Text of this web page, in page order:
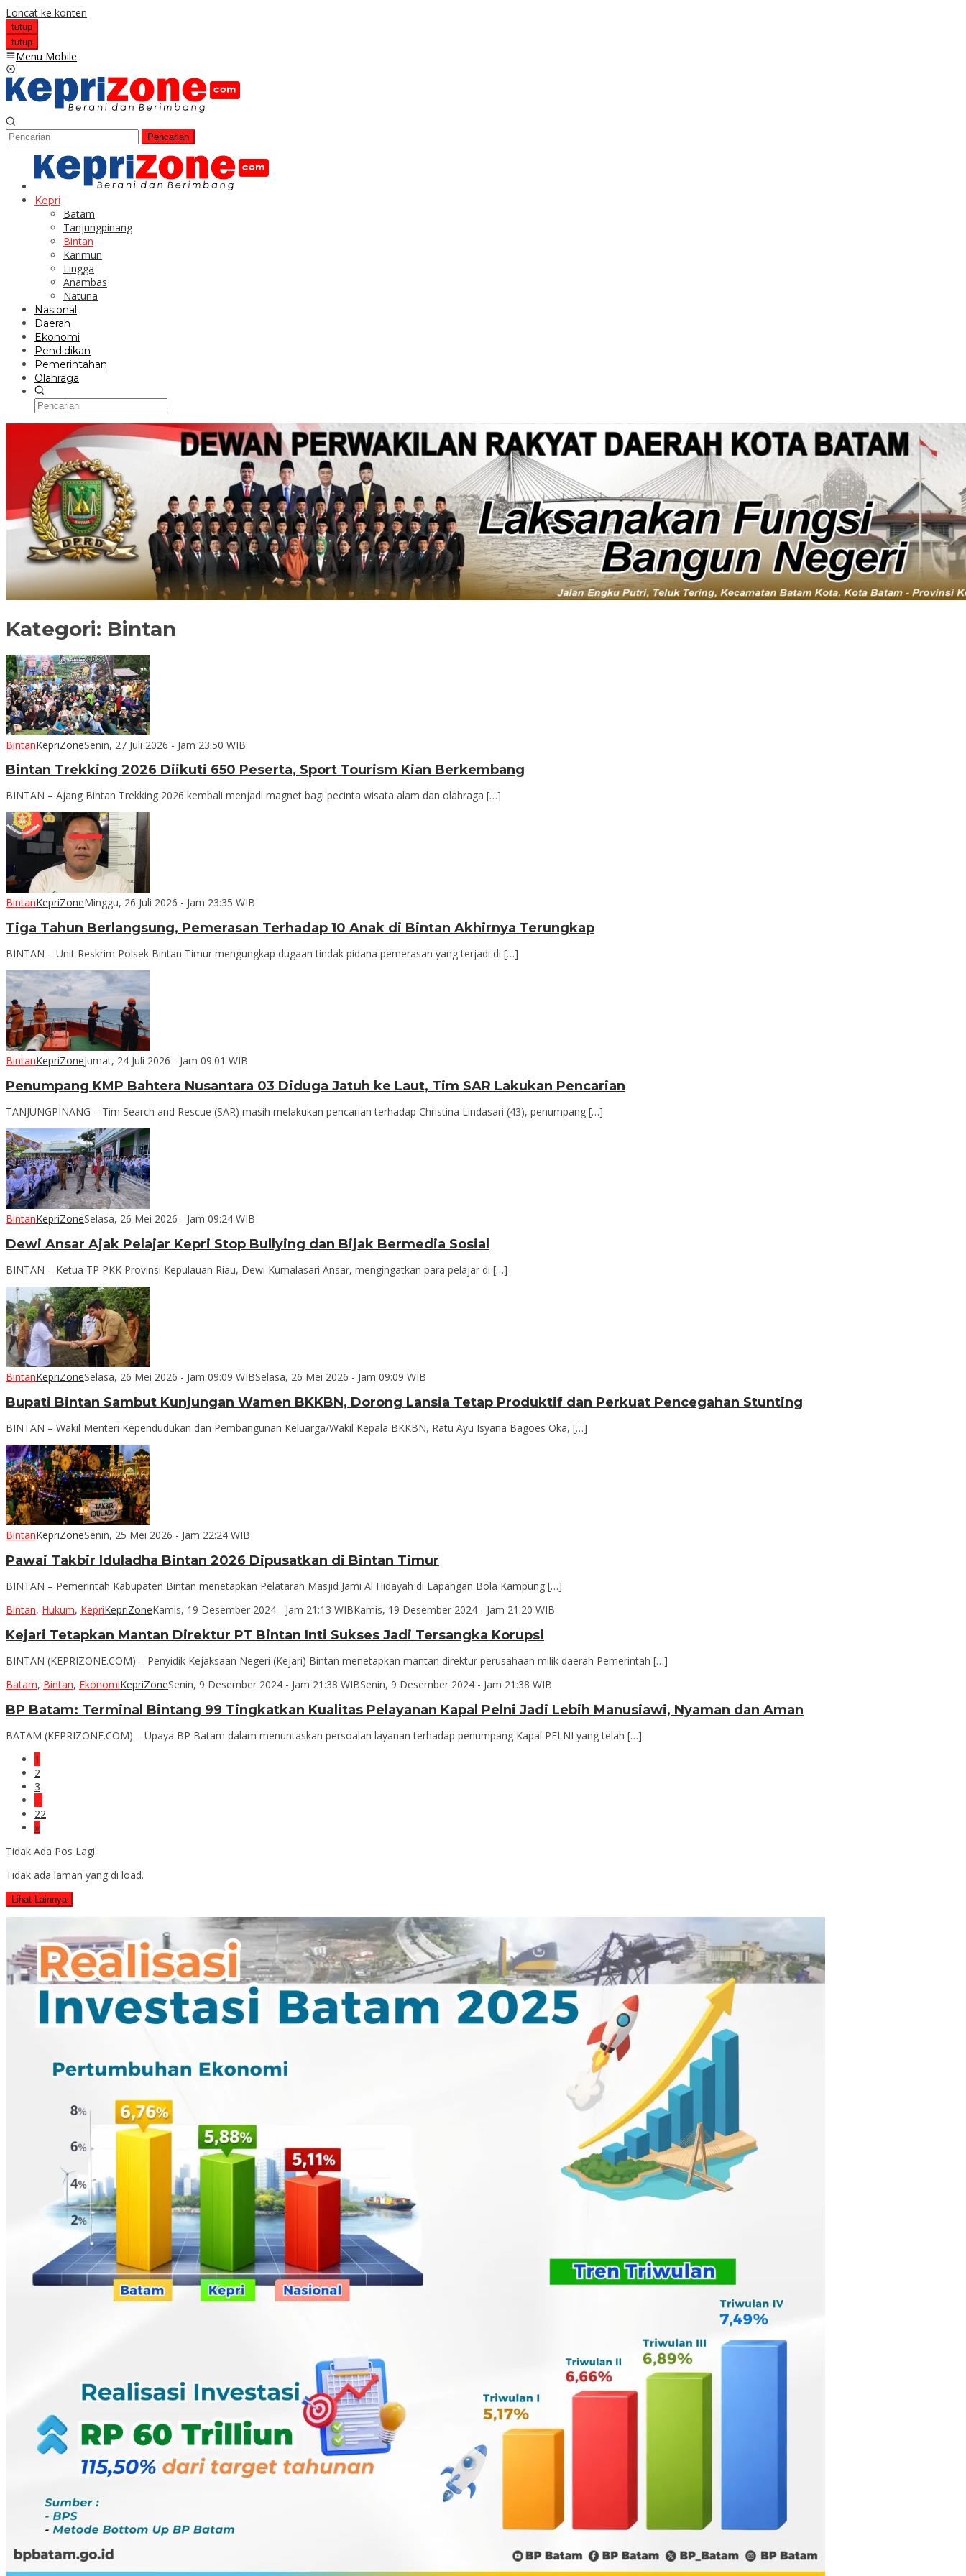
Loncat ke konten
tutup
tutup
Menu Mobile
Pencarian
Kepri
Batam
Tanjungpinang
Bintan
Karimun
Lingga
Anambas
Natuna
Nasional
Daerah
Ekonomi
Pendidikan
Pemerintahan
Olahraga
Kategori: Bintan
BintanKepriZoneSenin, 27 Juli 2026 - Jam 23:50 WIB
Bintan Trekking 2026 Diikuti 650 Peserta, Sport Tourism Kian Berkembang
BINTAN – Ajang Bintan Trekking 2026 kembali menjadi magnet bagi pecinta wisata alam dan olahraga […]
BintanKepriZoneMinggu, 26 Juli 2026 - Jam 23:35 WIB
Tiga Tahun Berlangsung, Pemerasan Terhadap 10 Anak di Bintan Akhirnya Terungkap
BINTAN – Unit Reskrim Polsek Bintan Timur mengungkap dugaan tindak pidana pemerasan yang terjadi di […]
BintanKepriZoneJumat, 24 Juli 2026 - Jam 09:01 WIB
Penumpang KMP Bahtera Nusantara 03 Diduga Jatuh ke Laut, Tim SAR Lakukan Pencarian
TANJUNGPINANG – Tim Search and Rescue (SAR) masih melakukan pencarian terhadap Christina Lindasari (43), penumpang […]
BintanKepriZoneSelasa, 26 Mei 2026 - Jam 09:24 WIB
Dewi Ansar Ajak Pelajar Kepri Stop Bullying dan Bijak Bermedia Sosial
BINTAN – Ketua TP PKK Provinsi Kepulauan Riau, Dewi Kumalasari Ansar, mengingatkan para pelajar di […]
BintanKepriZoneSelasa, 26 Mei 2026 - Jam 09:09 WIBSelasa, 26 Mei 2026 - Jam 09:09 WIB
Bupati Bintan Sambut Kunjungan Wamen BKKBN, Dorong Lansia Tetap Produktif dan Perkuat Pencegahan Stunting
BINTAN – Wakil Menteri Kependudukan dan Pembangunan Keluarga/Wakil Kepala BKKBN, Ratu Ayu Isyana Bagoes Oka, […]
BintanKepriZoneSenin, 25 Mei 2026 - Jam 22:24 WIB
Pawai Takbir Iduladha Bintan 2026 Dipusatkan di Bintan Timur
BINTAN – Pemerintah Kabupaten Bintan menetapkan Pelataran Masjid Jami Al Hidayah di Lapangan Bola Kampung […]
Bintan, Hukum, KepriKepriZoneKamis, 19 Desember 2024 - Jam 21:13 WIBKamis, 19 Desember 2024 - Jam 21:20 WIB
Kejari Tetapkan Mantan Direktur PT Bintan Inti Sukses Jadi Tersangka Korupsi
BINTAN (KEPRIZONE.COM) – Penyidik Kejaksaan Negeri (Kejari) Bintan menetapkan mantan direktur perusahaan milik daerah Pemerintah […]
Batam, Bintan, EkonomiKepriZoneSenin, 9 Desember 2024 - Jam 21:38 WIBSenin, 9 Desember 2024 - Jam 21:38 WIB
BP Batam: Terminal Bintang 99 Tingkatkan Kualitas Pelayanan Kapal Pelni Jadi Lebih Manusiawi, Nyaman dan Aman
BATAM (KEPRIZONE.COM) – Upaya BP Batam dalam menuntaskan persoalan layanan terhadap penumpang Kapal PELNI yang telah […]
1
2
3
…
22
»
Tidak Ada Pos Lagi.
Tidak ada laman yang di load.
Lihat Lainnya